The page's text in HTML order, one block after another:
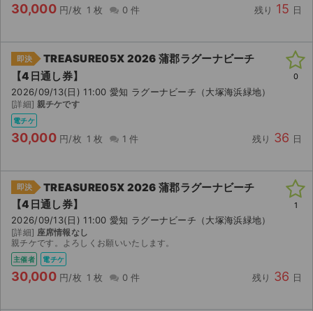
30,000 円/枚 1 枚 0 件 残り 15 日
即決
TREASURE05X 2026 蒲郡ラグーナビーチ
【4日通し券】
2026/09/13(日) 11:00 愛知 ラグーナビーチ（大塚海浜緑地）
[詳細] 親チケです
電チケ
30,000 円/枚 1 枚 1 件 残り 36 日
0
即決
TREASURE05X 2026 蒲郡ラグーナビーチ
【4日通し券】
2026/09/13(日) 11:00 愛知 ラグーナビーチ（大塚海浜緑地）
[詳細] 座席情報なし
親チケです。よろしくお願いいたします。
主催者 電チケ
30,000 円/枚 1 枚 0 件 残り 36 日
1